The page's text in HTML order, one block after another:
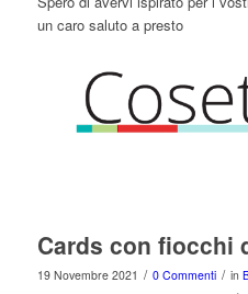
un caro saluto a presto
Cards con fiocchi
19 Novembre 2021 / 0 Commenti / in